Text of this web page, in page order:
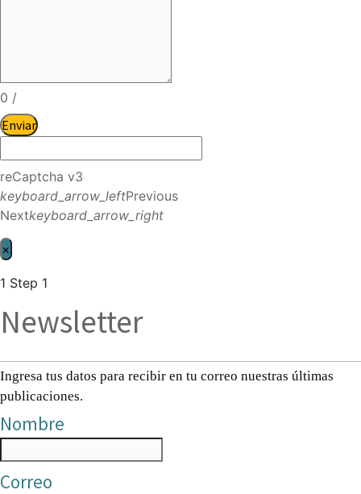
0 /
Enviar
reCaptcha v3
keyboard_arrow_leftPrevious
Nextkeyboard_arrow_right
×
1 Step 1
Newsletter
Ingresa tus datos para recibir en tu correo nuestras últimas
publicaciones.
Nombre
Correo